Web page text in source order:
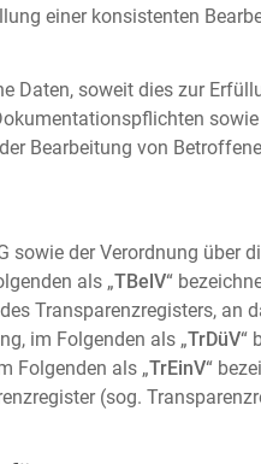
einer konsistenten
Daten, soweit dies zur
Bearbeitung von
sowie der Verordnung über
als „TBelV“
Transparenzregisters, an
im Folgenden als „TrDüV“
Folgenden als „TrEinV“
(sog.